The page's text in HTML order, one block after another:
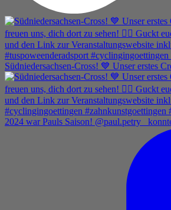
Südniedersachsen-Cross! 💙 Unser erstes
2024 war Pauls Saison! @paul.petry_